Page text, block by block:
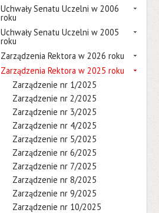
Uchwały Senatu Uczelni w 2006
roku
Uchwały Senatu Uczelni w 2005
roku
Zarządzenia Rektora w 2026 roku
Zarządzenia Rektora w 2025 roku
Zarządzenie nr 1/2025
Zarządzenie nr 2/2025
Zarządzenie nr 3/2025
Zarządzenie nr 4/2025
Zarządzenie nr 5/2025
Zarządzenie nr 6/2025
Zarządzenie nr 7/2025
Zarządzenie nr 8/2025
Zarządzenie nr 9/2025
Zarządzenie nr 10/2025